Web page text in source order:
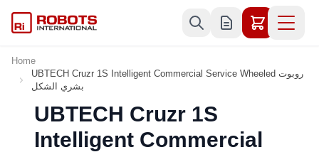
Home
UBTECH Cruzr 1S Intelligent Commercial Service Wheeled روبوت
بشري الشكل
UBTECH Cruzr 1S
Intelligent Commercial